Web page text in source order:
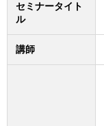
セミナータイト
ル
講師